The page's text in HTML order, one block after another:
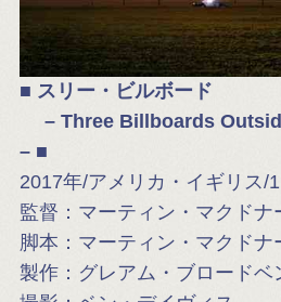
■ スリー・ビルボード
–Three Billboards
– ■
2017年/アメリカ・イギリス/
監督：マーティン・マクドナ
脚本：マーティン・マクドナ
製作：グレアム・ブロードベ